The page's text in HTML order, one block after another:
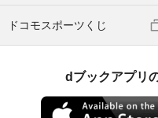
ドコモスポーツくじ
dブックアプリ